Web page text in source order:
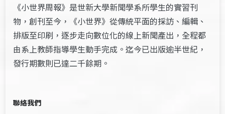
《小世界周報》是世新大學新聞學系所學生的實習刊
物，創刊至今，《小世界》從傳統平面的採訪、編輯、
排版至印刷，逐步走向數位化的線上新聞產出，全程都
由系上教師指導學生動手完成。迄今已出版逾半世紀，
發行期數則已達二千餘期。
聯絡我們